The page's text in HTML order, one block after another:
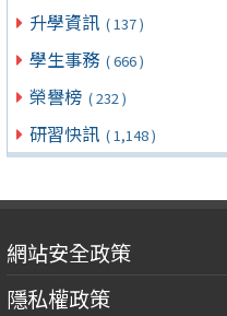
升學資訊 ( 137 )
學生事務 ( 666 )
榮譽榜 ( 232 )
研習快訊 ( 1,148 )
網站安全政策
隱私權政策